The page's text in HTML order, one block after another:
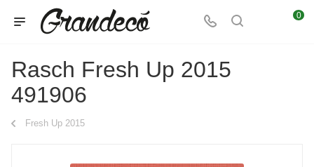
0
Rasch Fresh Up 2015
491906
Fresh Up 2015